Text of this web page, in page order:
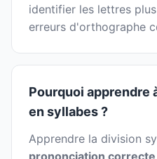
identifier les lettres
erreurs d'orthographe
Pourquoi apprendre
en syllabes ?
Apprendre la division